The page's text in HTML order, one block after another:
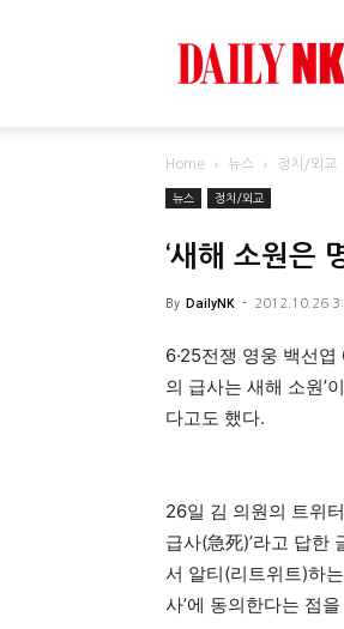
Home 뉴스 정치/외교
뉴스 정치/외교
‘새해 소원은
By DailyNK - 2012.10.26
6·25전쟁 영웅 백선엽
의 급사는 새해 소원’
다고도 했다.
26일 김 의원의 트위
급사(急死)’라고 답한
서 알티(리트위트)하
사’에 동의한다는 점